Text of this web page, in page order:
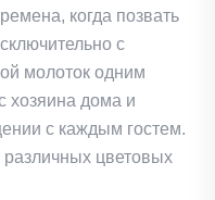
когда позвать
с
молоток одним
хозяина дома и
с каждым гостем.
цветовых